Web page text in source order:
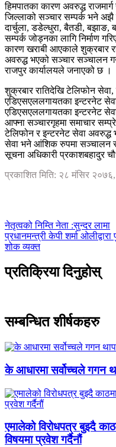
हिमपातका कारण अवरुद्ध
जिल्लाको सञ्चार सम्पर्क भने
दार्चुला, डडेल्धुरा, बैतडी, बझाङ,
सम्पर्क जोड्नका लागि निर्माण
कारण खराबी आएकाले शुक्रबार
अवरुद्ध भएको सञ्चार सञ्चालन
राजपुर कार्यालयले जनाएको छ ।
शुक्रबार रातिदेखि टेलिफोन सेवा,
एडिएसएललगायतका इन्टरनेट
एडिएसएललगायतका इन्टरनेट
आफ्ना सञ्चारगृहमा समाचार
टेलिफोन र इन्टरनेट सेवा अवरुद्ध
सेवा भने आंशिक रुपमा सञ्चालन
सूचना अधिकारी प्रकाशबहादुर
प्रकाशित मिति: २८ मंसिर
नेतृत्वको निम्ति नेता :सुन्दर लामा
प्रधानमन्त्री केपी शर्मा
शोक व्यक्त
प्रतिक्रिया दिनुहोस्
सम्बन्धित शीर्षकहरु
के आधारमा सर्वोच्चले गगन
एमालेको विरोधपत्र बुझ्दै
विषयमा प्रवेश गर्दैनौं